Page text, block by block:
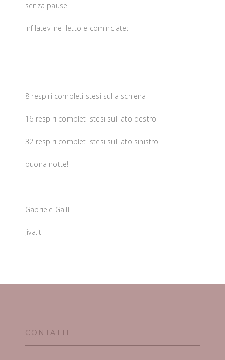
senza pause.
Infilatevi nel letto e cominciate:
8 respiri completi stesi sulla schiena
16 respiri completi stesi sul lato destro
32 respiri completi stesi sul lato sinistro
buona notte!
Gabriele Gailli
jiva.it
CONTATTI